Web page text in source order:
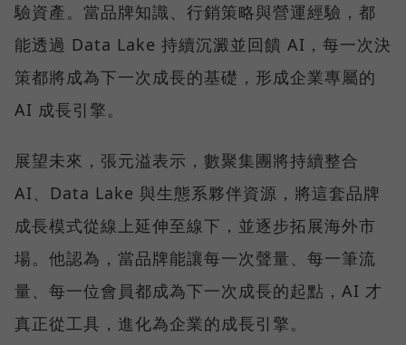
驗資產。當品牌知識、行銷策略與營運經驗，都
能透過 Data Lake 持續沉澱並回饋 AI，每一次決
策都將成為下一次成長的基礎，形成企業專屬的
AI 成長引擎。
展望未來，張元溢表示，數聚集團將持續整合
AI、Data Lake 與生態系夥伴資源，將這套品牌
成長模式從線上延伸至線下，並逐步拓展海外市
場。他認為，當品牌能讓每一次聲量、每一筆流
量、每一位會員都成為下一次成長的起點，AI 才
真正從工具，進化為企業的成長引擎。